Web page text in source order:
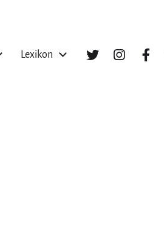
Lexikon